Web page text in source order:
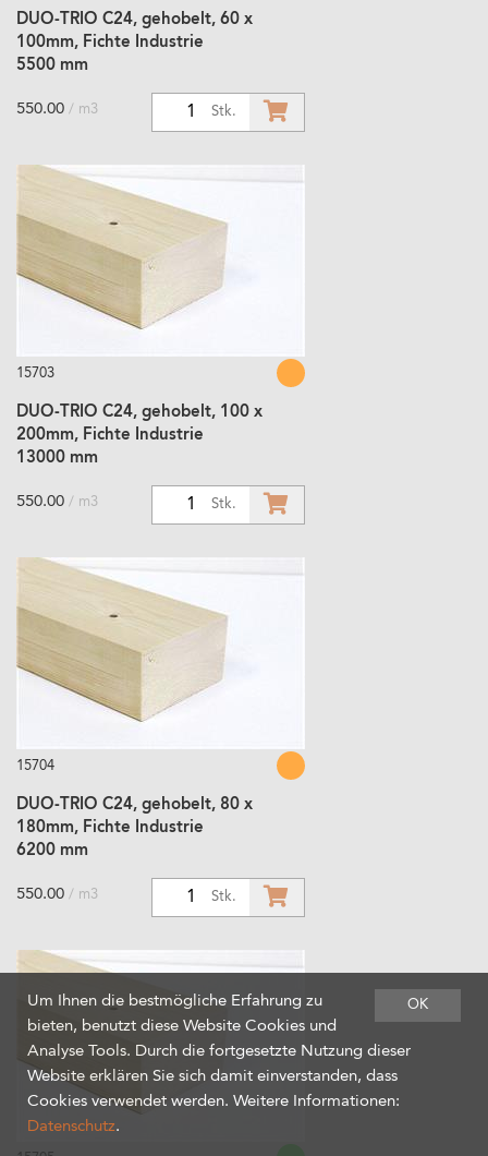
DUO-TRIO C24, gehobelt, 60 x
100mm, Fichte Industrie
5500 mm
Stk.
550.00 / m3
15703
DUO-TRIO C24, gehobelt, 100 x
200mm, Fichte Industrie
13000 mm
Stk.
550.00 / m3
15704
DUO-TRIO C24, gehobelt, 80 x
180mm, Fichte Industrie
6200 mm
Stk.
550.00 / m3
OK
Um Ihnen die bestmögliche Erfahrung zu
bieten, benutzt diese Website Cookies und
Analyse Tools. Durch die fortgesetzte Nutzung dieser
Website erklären Sie sich damit einverstanden, dass
Cookies verwendet werden. Weitere Informationen:
Datenschutz.